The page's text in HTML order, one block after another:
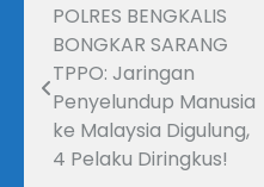
Navigasi
pos
POLRES BENGKALIS
BONGKAR SARANG
TPPO: Jaringan
Penyelundup Manusia
ke Malaysia Digulung,
4 Pelaku Diringkus!